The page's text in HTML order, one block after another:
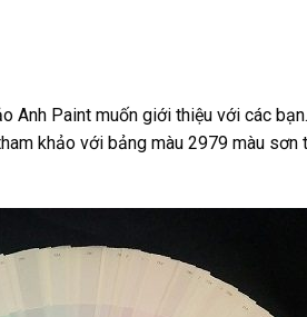
Anh Paint muốn giới thiệu với các
khảo với bảng màu 2979 màu sơn